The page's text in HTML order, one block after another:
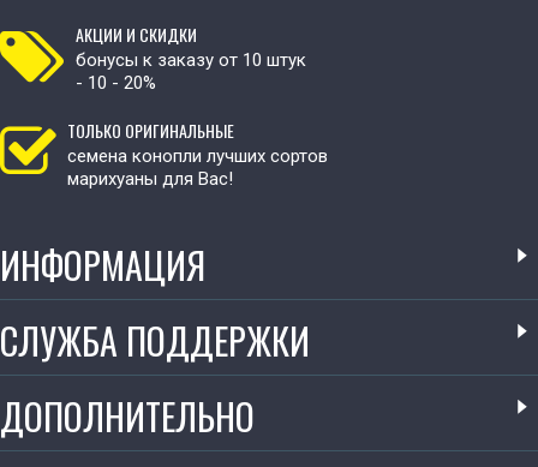
АКЦИИ И СКИДКИ
бонусы к заказу от 10 штук
- 10 - 20%
ТОЛЬКО ОРИГИНАЛЬНЫЕ
семена конопли лучших сортов
марихуаны для Вас!
ИНФОРМАЦИЯ
СЛУЖБА ПОДДЕРЖКИ
ДОПОЛНИТЕЛЬНО